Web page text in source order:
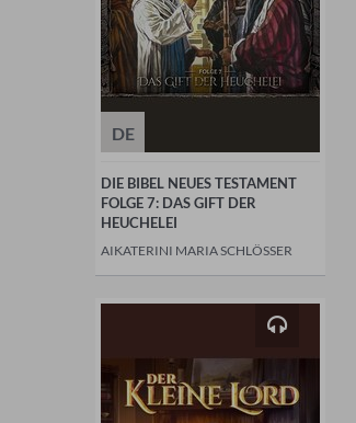
DE
DIE BIBEL NEUES TESTAMENT
FOLGE 7: DAS GIFT DER
HEUCHELEI
AIKATERINI MARIA SCHLÖSSER